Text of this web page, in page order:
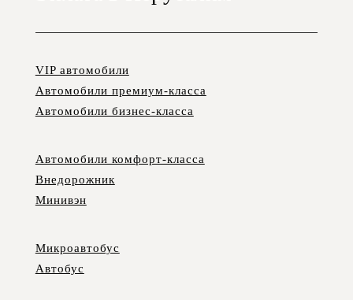
VIP автомобили
Автомобили премиум-класса
Автомобили бизнес-класса
Автомобили комфорт-класса
Внедорожник
Минивэн
Микроавтобус
Автобус